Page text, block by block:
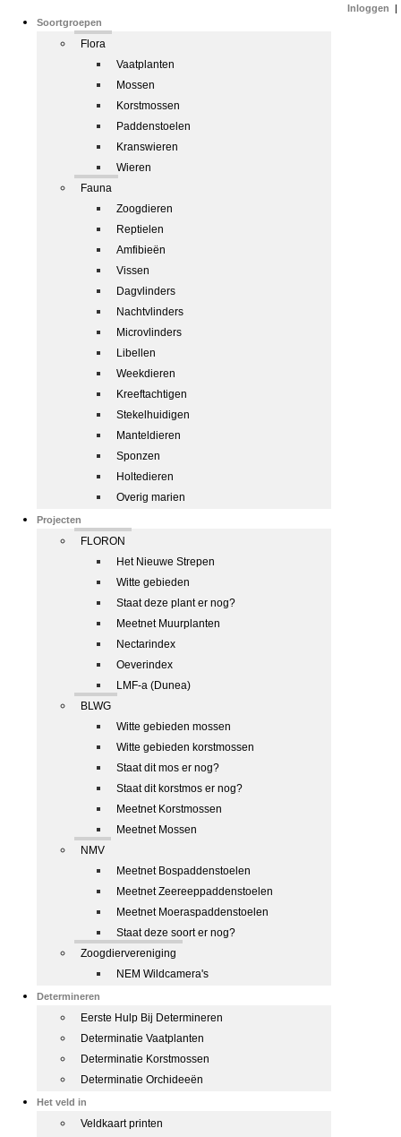
Soortgroepen
Flora
Vaatplanten
Mossen
Korstmossen
Paddenstoelen
Kranswieren
Wieren
Fauna
Zoogdieren
Reptielen
Amfibieën
Vissen
Dagvlinders
Nachtvlinders
Microvlinders
Libellen
Weekdieren
Kreeftachtigen
Stekelhuidigen
Manteldieren
Sponzen
Holtedieren
Overig marien
Projecten
FLORON
Het Nieuwe Strepen
Witte gebieden
Staat deze plant er nog?
Meetnet Muurplanten
Nectarindex
Oeverindex
LMF-a (Dunea)
BLWG
Witte gebieden mossen
Witte gebieden korstmossen
Staat dit mos er nog?
Staat dit korstmos er nog?
Meetnet Korstmossen
Meetnet Mossen
NMV
Meetnet Bospaddenstoelen
Meetnet Zeereeppaddenstoelen
Meetnet Moeraspaddenstoelen
Staat deze soort er nog?
Zoogdiervereniging
NEM Wildcamera's
Determineren
Eerste Hulp Bij Determineren
Determinatie Vaatplanten
Determinatie Korstmossen
Determinatie Orchideeën
Het veld in
Veldkaart printen
Inloggen |